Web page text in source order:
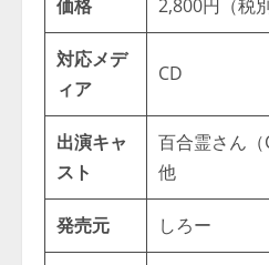
価格 2,800円（税別
対応メデ
ィア
CD
出演キャ
スト
百合霊さん（
他
発売元 しろー